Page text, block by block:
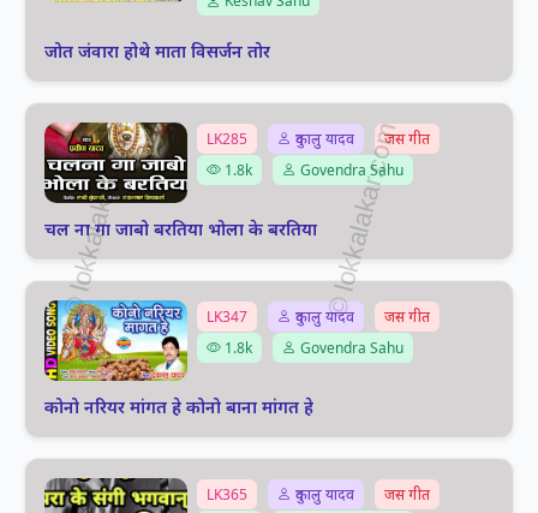
जोत जंवारा होथे माता विसर्जन तोर
LK285 दुकालु यादव
जस गीत
1.8k
Govendra Sahu
चल ना गा जाबो बरतिया भोला के बरतिया
LK347 दुकालु यादव
जस गीत
1.8k
Govendra Sahu
कोनो नरियर मांगत हे कोनो बाना मांगत हे
LK365 दुकालु यादव
जस गीत